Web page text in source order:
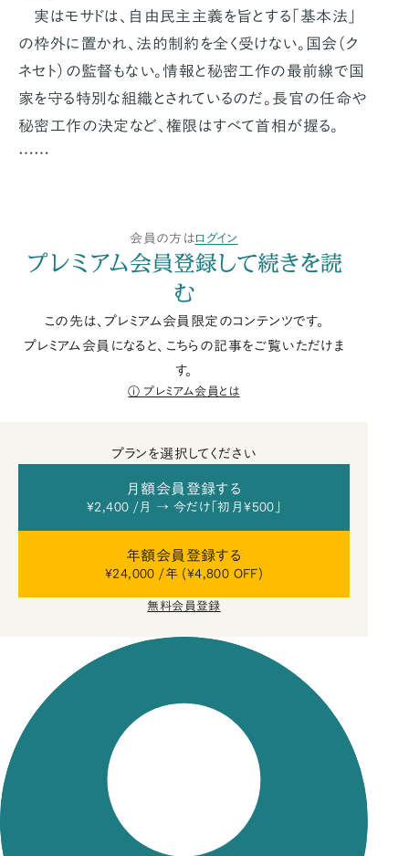
実はモサドは、自由民主主義を旨とする「基本法」
の枠外に置かれ、法的制約を全く受けない。国会（ク
ネセト）の監督もない。情報と秘密工作の最前線で国
家を守る特別な組織とされているのだ。長官の任命や
秘密工作の決定など、権限はすべて首相が握る。
……
会員の方はログイン
プレミアム会員登録して続きを読
む
この先は、プレミアム会員限定のコンテンツです。
プレミアム会員になると、こちらの記事をご覧いただけま
す。
プレミアム会員とは
プランを選択してください
月額会員登録する
¥2,400 /月 → 今だけ「初月¥500」
年額会員登録する
¥24,000 /年 (¥4,800 OFF)
無料会員登録